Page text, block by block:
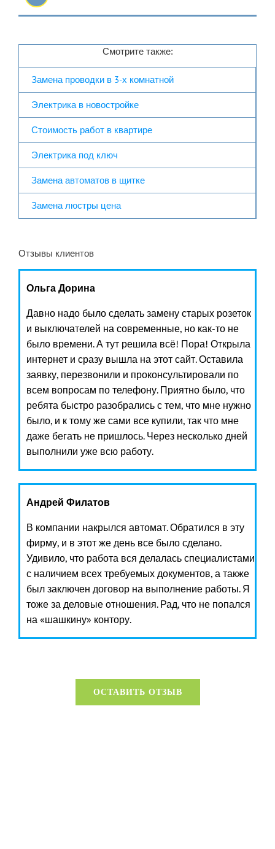
Смотрите также:
Замена проводки в 3-х комнатной
Электрика в новостройке
Стоимость работ в квартире
Электрика под ключ
Замена автоматов в щитке
Замена люстры цена
Отзывы клиентов
Ольга Дорина
Давно надо было сделать замену старых розеток
и выключателей на современные, но как-то не
было времени. А тут решила всё! Пора! Открыла
интернет и сразу вышла на этот сайт. Оставила
заявку, перезвонили и проконсультировали по
всем вопросам по телефону. Приятно было, что
ребята быстро разобрались с тем, что мне нужно
было, и к тому же сами все купили, так что мне
даже бегать не пришлось. Через несколько дней
выполнили уже всю работу.
Андрей Филатов
В компании накрылся автомат. Обратился в эту
фирму, и в этот же день все было сделано.
Удивило, что работа вся делалась специалистами
с наличием всех требуемых документов, а также
был заключен договор на выполнение работы. Я
тоже за деловые отношения. Рад, что не попался
на «шашкину» контору.
ОСТАВИТЬ ОТЗЫВ